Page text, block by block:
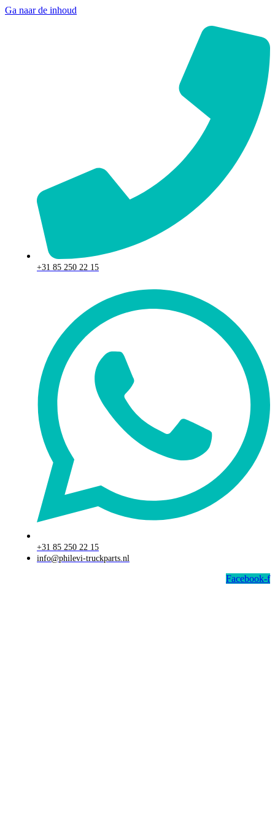
Ga naar de inhoud
+31 85 250 22 15
+31 85 250 22 15
info@philevi-truckparts.nl
Facebook-f